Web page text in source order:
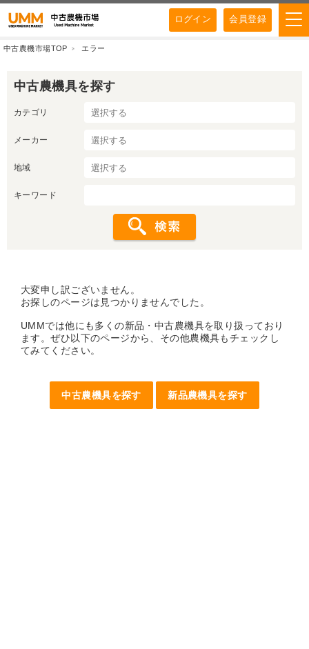
ログイン 会員登録
中古農機市場TOP エラー
中古農機具を探す
カテゴリ
メーカー
地域
キーワード
大変申し訳ございません。
お探しのページは見つかりませんでした。
UMMでは他にも多くの新品・中古農機具を取り扱っており
ます。ぜひ以下のページから、その他農機具もチェックし
てみてください。
中古農機具を探す 新品農機具を探す